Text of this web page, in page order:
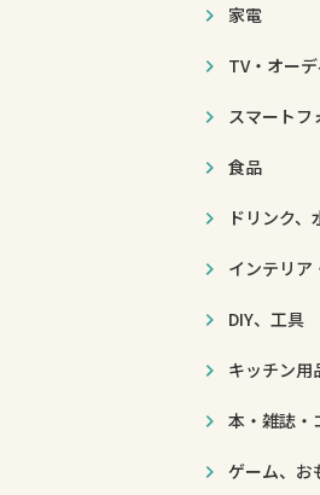
家電
TV・オー
スマートフ
食品
ドリンク、
インテリア
DIY、工具
キッチン用
本・雑誌・
ゲーム、お